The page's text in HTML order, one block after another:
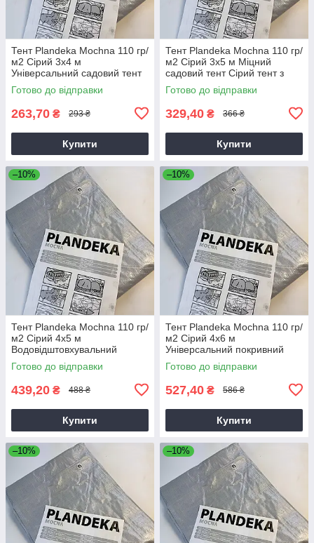
Тент Plandeka Мосhnа 110 гр/
м2 Сірий 3х4 м
Універсальний садовий тент
Готово до відправки
263,70 ₴ 293 ₴
Купити
Тент Plandeka Мосhnа 110 гр/
м2 Сірий 3х5 м Міцний
садовий тент Сірий тент з
люверсами
Готово до відправки
329,40 ₴ 366 ₴
Купити
–10%
Тент Plandeka Мосhnа 110 гр/
м2 Сірий 4х5 м
Водовідштовхувальний
покривний тент
Готово до відправки
439,20 ₴ 488 ₴
Купити
–10%
Тент Plandeka Мосhnа 110 гр/
м2 Сірий 4х6 м
Універсальний покривний
тент для будівництва
Готово до відправки
527,40 ₴ 586 ₴
Купити
–10% –10%